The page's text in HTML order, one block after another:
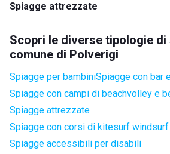
Spiagge attrezzate
Scopri le diverse tipologie di
comune di Polverigi
Spiagge per bambiniSpiagge con bar
Spiagge con campi di beachvolley e
Spiagge attrezzate
Spiagge con corsi di kitesurf
Spiagge accessibili per disabili